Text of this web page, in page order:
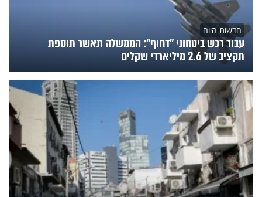
חדשות היום
עבור רכש ביטחוני "דחוף": הממשלה תאשר תוספת
תקציב של 2.6 מיליארדי שקלים